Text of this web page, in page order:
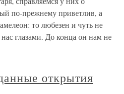
по-прежнему приветлив, а
то любезен и чуть не
глазами. До конца он нам не
открытия